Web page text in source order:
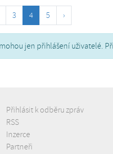
3 4 5 ›
jen přihlášení uživatelé.
Přihlásit k odběru zpráv
RSS
Inzerce
Partneři